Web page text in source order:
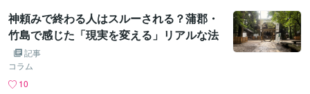
神頼みで終わる人はスルーされる？蒲郡・
竹島で感じた「現実を変える」リアルな法
則 記事
コラム
10